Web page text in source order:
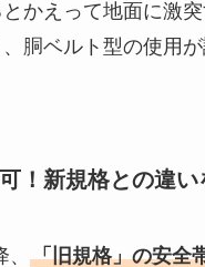
かえって地面に激
胴ベルト型の使用
！新規格との違
「旧規格」の安全